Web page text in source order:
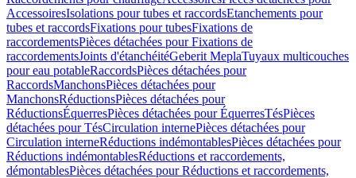
AccessoiresIsolations pour tubes et raccordsEtanchements pour
tubes et raccordsFixations pour tubesFixations de
raccordementsPièces détachées pour Fixations de
raccordementsJoints d'étanchéitéGeberit MeplaTuyaux multicouches
pour eau potableRaccordsPièces détachées pour
RaccordsManchonsPièces détachées pour
ManchonsRéductionsPièces détachées pour
RéductionsÉquerresPièces détachées pour ÉquerresTésPièces
détachées pour TésCirculation internePièces détachées pour
Circulation interneRéductions indémontablesPièces détachées pour
Réductions indémontablesRéductions et raccordements,
démontablesPièces détachées pour Réductions et raccordements,